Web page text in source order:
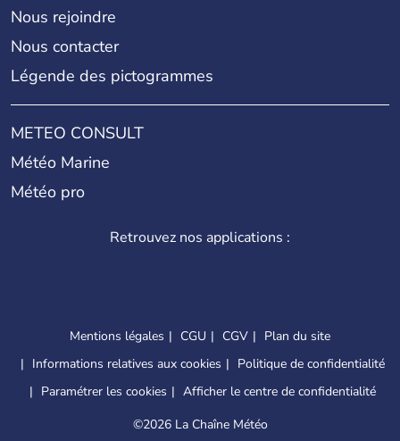
Nous rejoindre
Nous contacter
Légende des pictogrammes
METEO CONSULT
Météo Marine
Météo pro
Retrouvez nos applications :
Mentions légales CGU CGV
Plan du site
Informations relatives aux cookies
Politique de confidentialité
Paramétrer les cookies
Afficher le centre de confidentialité
©2026 La Chaîne Météo